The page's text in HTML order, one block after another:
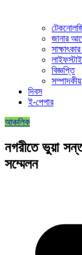
জানার
বিজ্ঞপ্তি
সম্পাদকীয়
দিবস
ই-পেপার
আঞ্চলিক
নগরীতে ভুয়া
সম্মেলন